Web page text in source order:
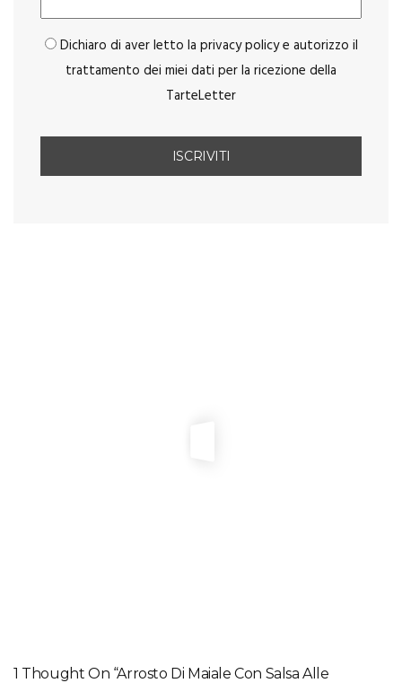
Dichiaro di aver letto la privacy policy e autorizzo il
trattamento dei miei dati per la ricezione della
TarteLetter
1 Thought On “Arrosto Di Maiale Con Salsa Alle